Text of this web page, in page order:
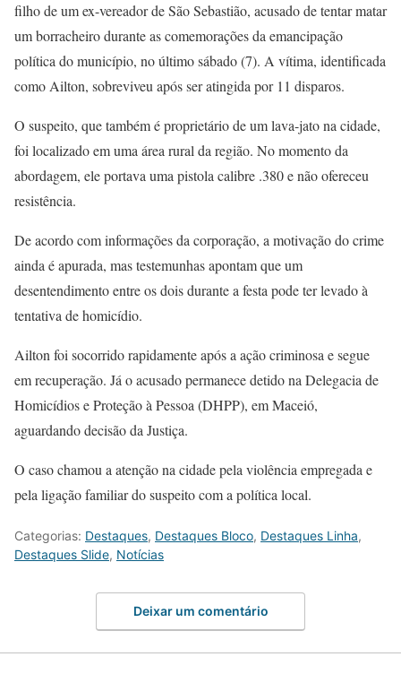
filho de um ex-vereador de São Sebastião, acusado de tentar matar
um borracheiro durante as comemorações da emancipação
política do município, no último sábado (7). A vítima, identificada
como Ailton, sobreviveu após ser atingida por 11 disparos.
O suspeito, que também é proprietário de um lava-jato na cidade,
foi localizado em uma área rural da região. No momento da
abordagem, ele portava uma pistola calibre .380 e não ofereceu
resistência.
De acordo com informações da corporação, a motivação do crime
ainda é apurada, mas testemunhas apontam que um
desentendimento entre os dois durante a festa pode ter levado à
tentativa de homicídio.
Ailton foi socorrido rapidamente após a ação criminosa e segue
em recuperação. Já o acusado permanece detido na Delegacia de
Homicídios e Proteção à Pessoa (DHPP), em Maceió,
aguardando decisão da Justiça.
O caso chamou a atenção na cidade pela violência empregada e
pela ligação familiar do suspeito com a política local.
Categorias: Destaques, Destaques Bloco, Destaques Linha,
Destaques Slide, Notícias
Deixar um comentário